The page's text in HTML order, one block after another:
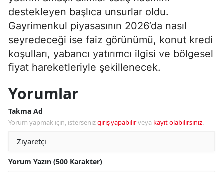
destekleyen başlıca unsurlar oldu.
Gayrimenkul piyasasının 2026’da nasıl
seyredeceği ise faiz görünümü, konut kredi
koşulları, yabancı yatırımcı ilgisi ve bölgesel
fiyat hareketleriyle şekillenecek.
Yorumlar
Takma Ad
Yorum yapmak için, istersenizgiriş yapabilirveya kayıt olabilirsiniz.
Yorum Yazın (500 Karakter)